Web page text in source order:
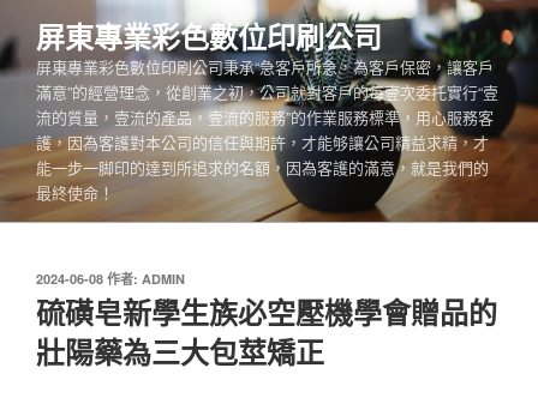
至
主
容
屏東專業彩色數位印刷公司
屏東專業彩色數位印刷公司秉承“急客戶所急，為客戶保密，讓客戶
滿意”的經營理念，從創業之初，公司就對客戶的每壹次委托實行“壹
流的質量，壹流的產品，壹流的服務”的作業服務標準，用心服務客
護，因為客護對本公司的信任與期許，才能够讓公司精益求精，才
能一步一脚印的達到所追求的名額，因為客護的滿意，就是我們的
最終使命！
發
佈
於
2024-06-08 作者: ADMIN
硫磺皂新學生族必空壓機學會贈品的
壯陽藥為三大包莖矯正